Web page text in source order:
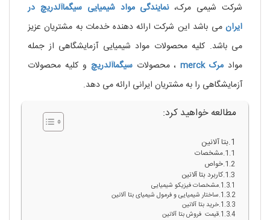
شرکت شیمی مرک،نمایندگی مواد شیمیایی سیگماآلدریچ در
ایران می باشد این شرکت ارائه دهنده خدمات به مشتریان عزیز
می باشد. کلیه محصولات مواد شیمیایی آزمایشگاهی از جمله
مواد مرک merck، محصولاتسیگماآلدریچ و کلیه محصولات
آزمایشگاهی را به مشتریان ایرانی ارائه می دهد.
مطالعه خواهید کرد:
بتا آلانین
مشخصات
خواص
کاربرد بتا آلانین
مشخصات فیزیکو شیمیایی
ساختار شیمیایی و فرمول شیمیای بتا آلانین
خرید بتا آلانین
قیمت فروش بتا آلانین